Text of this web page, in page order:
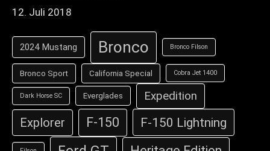
12. Juli 2018
2024 Mustang Bronco Bronco Filson
Bronco Sport California Special Cobra Jet 1400
Dark Horse SC Everglades Expedition
Explorer F-150 F-150 Lightning